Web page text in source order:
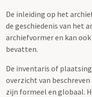
De inleiding op het
de geschiedenis van het
archiefvormer en kan
bevatten.
De inventaris of
overzicht van
zijn formeel en globaal.